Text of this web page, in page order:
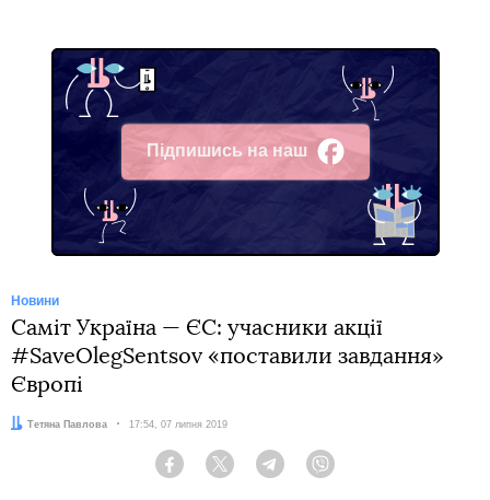
Підпишись на наш
Facebook
Новини
Саміт Україна — ЄС: учасники акції
#SaveOlegSentsov «поставили завдання»
Європі
Автор:
Тетяна Павлова Дата:
17:54, 07 липня 2019
Facebook Twitter Telegram